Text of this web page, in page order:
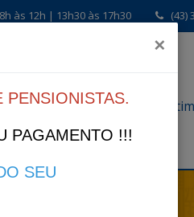
(43)
às 12h | 13h30 às 17h30
Finanças
×
PENSIONISTAS.
PAGAMENTO !!!
SEU